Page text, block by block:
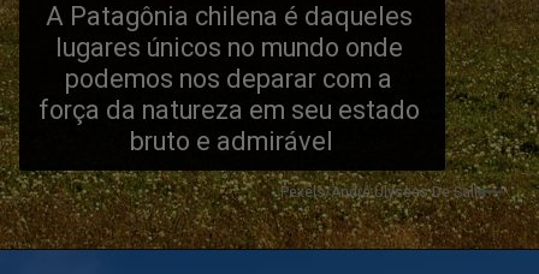
A Patagônia chilena é daqueles
lugares únicos no mundo onde
podemos nos deparar com a
força da natureza em seu estado
bruto e admirável
Pexels/André Ulysses De Salis